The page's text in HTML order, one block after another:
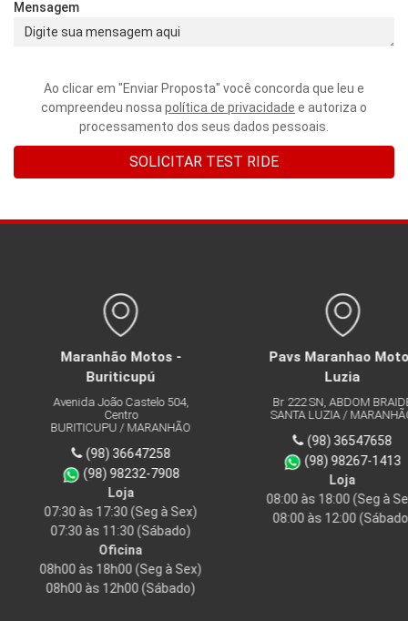
Mensagem
Ao clicar em "Enviar Proposta" você concorda que leu e
compreendeu nossa política de privacidade e autoriza o
processamento dos seus dados pessoais.
SOLICITAR TEST RIDE
Motos -
Castelo 504,
/ MARANHÃO
36647258
98232-7908
(Seg à Sex)
(Sábado)
(Seg à Sex)
12h00 (Sábado)
Pavs Maranhao Motos
Br 222 SN, ABDOM BRAIDE
SANTA LUZIA / MARANHÃO
(98) 36547658
(98) 98267-1413
(Seg à Sex)
08:00 às 12:00
(Sábado)
Av